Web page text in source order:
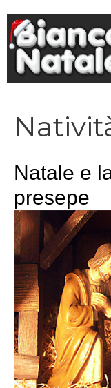
contenuto
Natale e
presepe